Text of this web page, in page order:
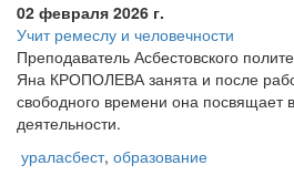
02 февраля 2026 г.
Учит ремеслу и человечности
Преподаватель Асбестовского
Яна КРОПОЛЕВА занята и после
свободного времени она посвящает
деятельности.
ураласбест, образование